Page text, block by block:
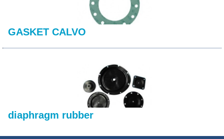
GASKET CALVO
diaphragm rubber